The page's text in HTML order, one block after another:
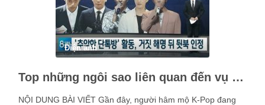
Điện ảnh
Top những ngôi sao liên quan đến vụ bê bối tình dục
NỘI DUNG BÀI VIẾT Gần đây, người hâm mộ K-Pop đang